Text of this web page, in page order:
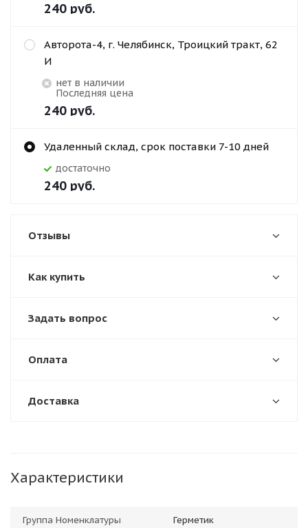
240 руб.
Авторота-4, г. Челябинск, Троицкий тракт, 62
И
Нет в наличии
Последняя цена
240 руб.
Удаленный склад, срок поставки 7-10 дней
Достаточно
240 руб.
Отзывы
Как купить
Задать вопрос
Оплата
Доставка
Характеристики
Группа Номенклатуры Герметик